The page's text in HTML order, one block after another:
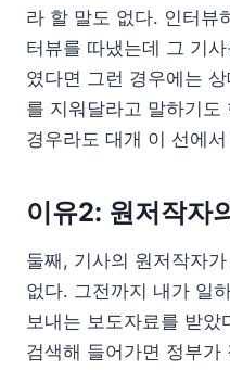
라 할 말도 없다. 인터뷰
터뷰를 따냈는데 그 기
였다면 그런 경우에는
를 지워달라고 말하기
경우라도 대개 이 선에
이유2: 원저작자
둘째, 기사의 원저작자
없다. 그전까지 내가 일
보내는 보도자료를 받았
검색해 들어가면 정부가